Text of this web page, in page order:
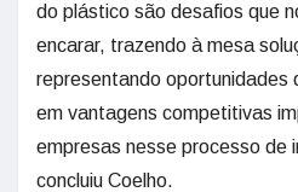
do plástico são desafios que
encarar, trazendo à mesa
representando oportunidades
em vantagens competitivas
empresas nesse processo de
concluiu Coelho.